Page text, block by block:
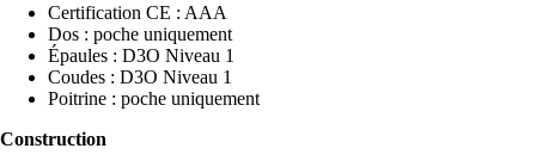
Certification CE : AAA
Dos : poche uniquement
Épaules : D3O Niveau 1
Coudes : D3O Niveau 1
Poitrine : poche uniquement
Construction